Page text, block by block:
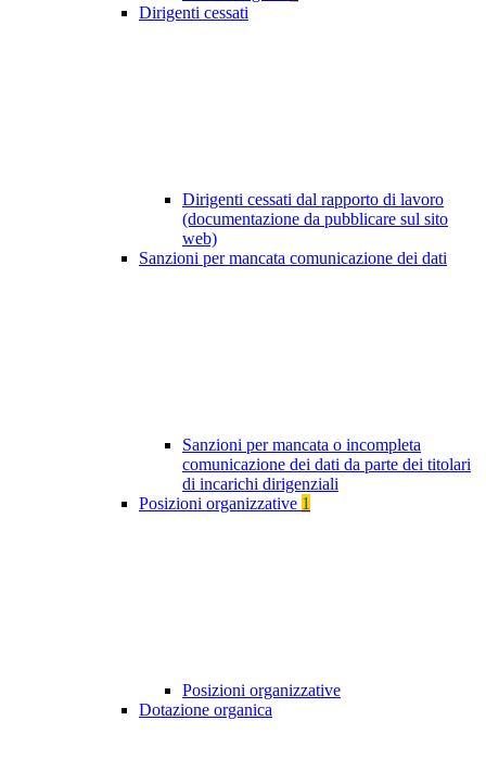
Dirigenti cessati
Dirigenti cessati dal rapporto di lavoro
(documentazione da pubblicare sul sito
web)
Sanzioni per mancata comunicazione dei dati
Sanzioni per mancata o incompleta
comunicazione dei dati da parte dei titolari
di incarichi dirigenziali
Posizioni organizzative 1
Posizioni organizzative
Dotazione organica